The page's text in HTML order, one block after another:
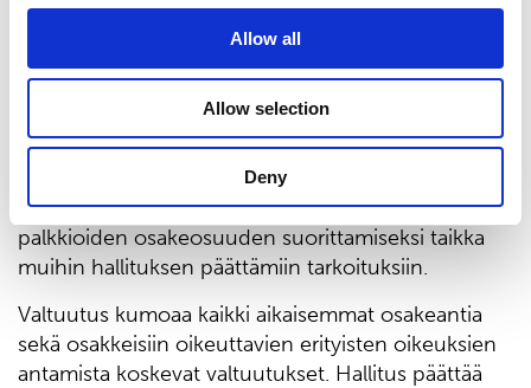
Allow all
Allow selection
Deny
oikeuttaa toteuttamaan annin myös suunnattuna.
Valtuutusta voidaan käyttää yrityshankintojen tai
muiden yhtiön liiketoimintaan kuuluvien
järjestelyiden toteuttamiseksi, investointien
rahoittamiseksi, yhtiön rahoitusrakenteen
parantamiseksi, osana yhtiön
palkitsemisjärjestelmää tai hallituksen jäsenten
palkkioiden osakeosuuden suorittamiseksi taikka
muihin hallituksen päättämiin tarkoituksiin.
Valtuutus kumoaa kaikki aikaisemmat osakeantia
sekä osakkeisiin oikeuttavien erityisten oikeuksien
antamista koskevat valtuutukset. Hallitus päättää